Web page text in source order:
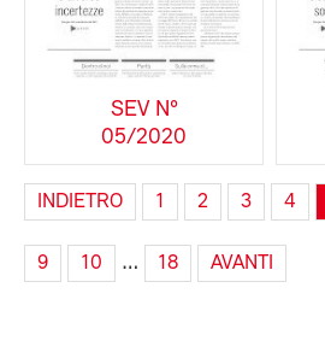
SEV N°
05/2020
INDIETRO 1 2 3 4
9 10 … 18 AVANTI